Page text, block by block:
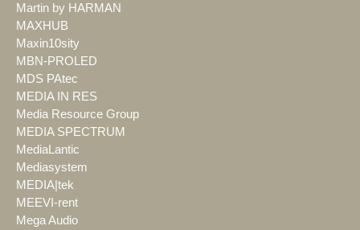
Martin by HARMAN
MAXHUB
Maxin10sity
MBN-PROLED
MDS PAtec
MEDIA IN RES
Media Resource Group
MEDIA SPECTRUM
MediaLantic
Mediasystem
MEDIA|tek
MEEVI-rent
Mega Audio